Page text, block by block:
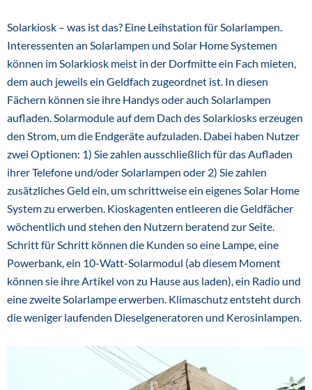
Solarkiosk – was ist das? Eine Leihstation für Solarlampen.
Interessenten an Solarlampen und Solar Home Systemen
können im Solarkiosk meist in der Dorfmitte ein Fach mieten,
dem auch jeweils ein Geldfach zugeordnet ist. In diesen
Fächern können sie ihre Handys oder auch Solarlampen
aufladen. Solarmodule auf dem Dach des Solarkiosks erzeugen
den Strom, um die Endgeräte aufzuladen. Dabei haben Nutzer
zwei Optionen: 1) Sie zahlen ausschließlich für das Aufladen
ihrer Telefone und/oder Solarlampen oder 2) Sie zahlen
zusätzliches Geld ein, um schrittweise ein eigenes Solar Home
System zu erwerben. Kioskagenten entleeren die Geldfächer
wöchentlich und stehen den Nutzern beratend zur Seite.
Schritt für Schritt können die Kunden so eine Lampe, eine
Powerbank, ein 10-Watt-Solarmodul (ab diesem Moment
können sie ihre Artikel von zu Hause aus laden), ein Radio und
eine zweite Solarlampe erwerben. Klimaschutz entsteht durch
die weniger laufenden Dieselgeneratoren und Kerosinlampen.